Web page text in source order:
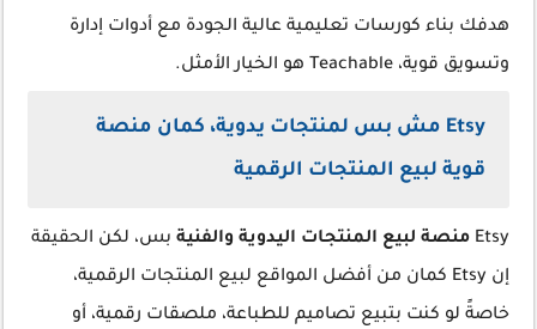
هدفك بناء كورسات تعليمية عالية الجودة مع أدوات إدارة
وتسويق قوية، Teachable هو الخيار الأمثل.
Etsy مش بس لمنتجات يدوية، كمان منصة
قوية لبيع المنتجات الرقمية
Etsy منصة لبيع المنتجات اليدوية والفنية بس، لكن الحقيقة
إن Etsy كمان من أفضل المواقع لبيع المنتجات الرقمية،
خاصةً لو كنت بتبيع تصاميم للطباعة، ملصقات رقمية، أو